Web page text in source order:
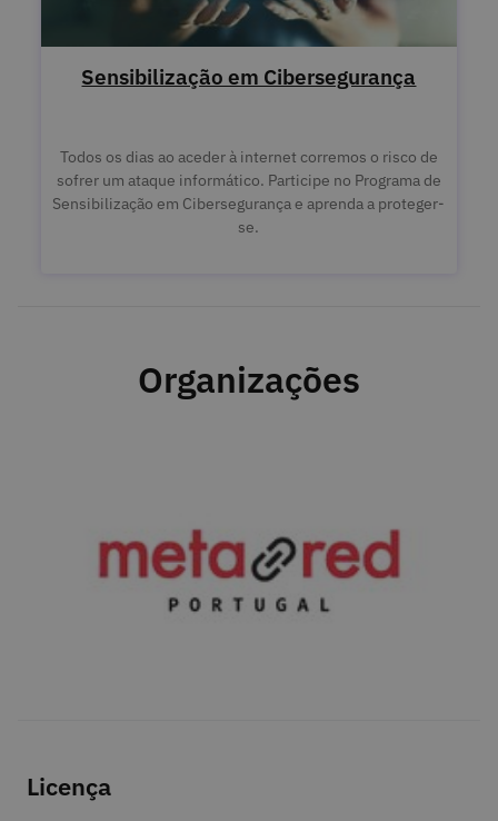
Sensibilização em Cibersegurança
Todos os dias ao aceder à internet corremos o risco de
sofrer um ataque informático. Participe no Programa de
Sensibilização em Cibersegurança e aprenda a proteger-
se.
Organizações
Licença